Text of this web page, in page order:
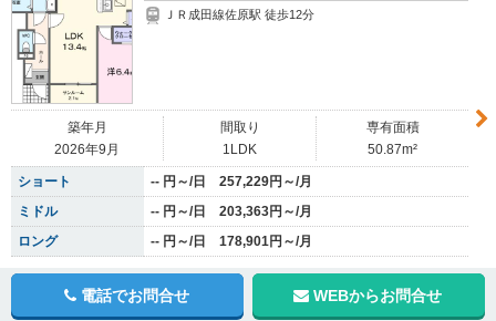
ＪＲ成田線佐原駅 徒歩12分
築年月
2026年9月
間取り
1LDK
専有面積
50.87m²
ショート
-- 円～/日 257,229円～/月
ミドル
-- 円～/日 203,363円～/月
ロング
-- 円～/日 178,901円～/月
電話でお問合せ WEBからお問合せ